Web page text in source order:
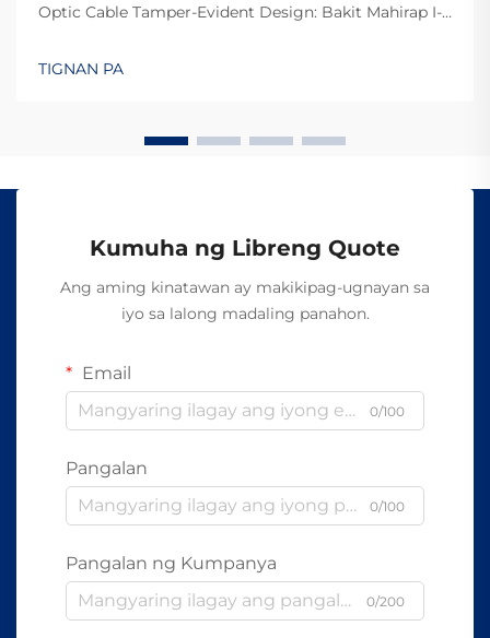
Optic Cable Tamper-Evident Design: Bakit Mahirap I-
nagpapadala sila ng data sa pamamagitan ng
TIGNAN PA
Kumuha ng Libreng Quote
Ang aming kinatawan ay makikipag-ugnayan sa
iyo sa lalong madaling panahon.
Email
0/100
Pangalan
0/100
Pangalan ng Kumpanya
0/200